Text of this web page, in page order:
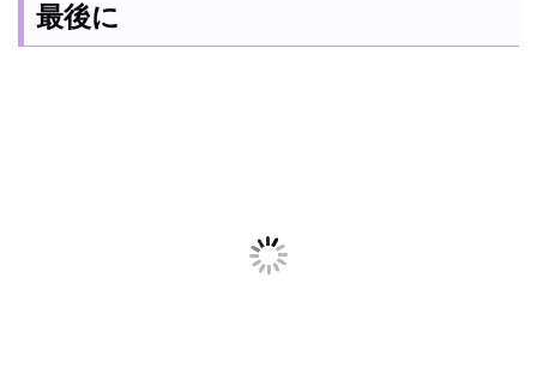
最後に